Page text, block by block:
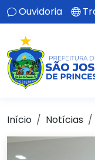
Ouvidoria
Início Notícias